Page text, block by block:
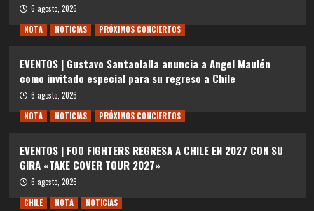
6 agosto, 2026
NOTA
NOTICIAS PRÓXIMOS CONCIERTOS
EVENTOS | Gustavo Santaolalla anuncia a Angel Maulén
como invitado especial para su regreso a Chile
6 agosto, 2026
NOTA
NOTICIAS PRÓXIMOS CONCIERTOS
EVENTOS | FOO FIGHTERS REGRESA A CHILE EN 2027 CON SU
GIRA «TAKE COVER TOUR 2027»
6 agosto, 2026
CHILE
NOTA NOTICIAS